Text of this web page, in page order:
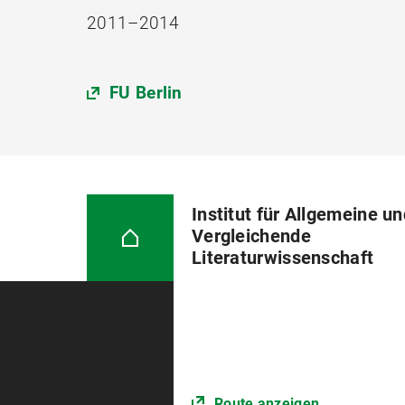
2011–2014
FU Berlin
Institut für Allgemeine
Vergleichende
Literaturwissenschaft